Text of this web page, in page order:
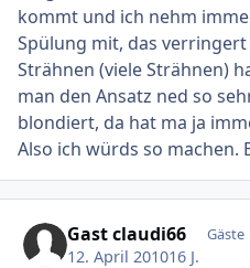
kommt und ich nehm
Spülung mit, das
Strähnen (viele Strähnen)
man den Ansatz ned so
blondiert, da hat ma ja
Also ich würds so machen.
Gast claudi66 Gäste
12. April 201016 J.